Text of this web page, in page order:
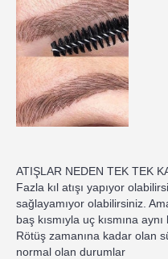
ATIŞLAR NEDEN TEK TEK
Fazla kıl atışı yapıyor
sağlayamıyor olabilirsiniz.
baş kısmıyla uç kısmına
Rötüş zamanına kadar olan
normal olan durumlar